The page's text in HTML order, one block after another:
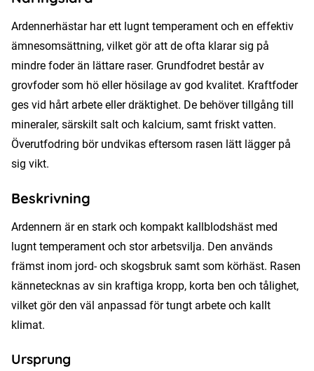
Ardennerhästar har ett lugnt temperament och en effektiv
ämnesomsättning, vilket gör att de ofta klarar sig på
mindre foder än lättare raser. Grundfodret består av
grovfoder som hö eller hösilage av god kvalitet. Kraftfoder
ges vid hårt arbete eller dräktighet. De behöver tillgång till
mineraler, särskilt salt och kalcium, samt friskt vatten.
Överutfodring bör undvikas eftersom rasen lätt lägger på
sig vikt.
Beskrivning
Ardennern är en stark och kompakt kallblodshäst med
lugnt temperament och stor arbetsvilja. Den används
främst inom jord- och skogsbruk samt som körhäst. Rasen
kännetecknas av sin kraftiga kropp, korta ben och tålighet,
vilket gör den väl anpassad för tungt arbete och kallt
klimat.
Ursprung